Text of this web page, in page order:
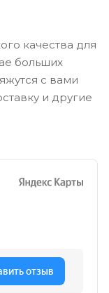
качества для
больших
с вами
и другие